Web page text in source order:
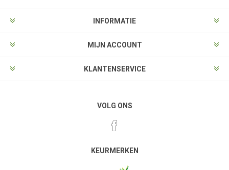
INFORMATIE
MIJN ACCOUNT
KLANTENSERVICE
VOLG ONS
KEURMERKEN